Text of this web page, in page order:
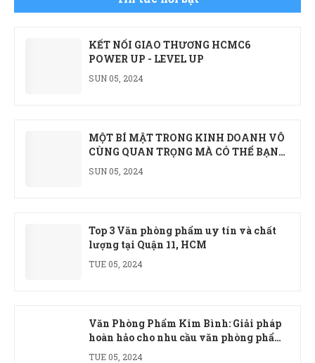
TUE 05, 2024
KẾT NỐI GIAO THƯƠNG HCMC6
POWER UP - LEVEL UP
SUN 05, 2024
MỘT BÍ MẬT TRONG KINH DOANH VÔ
CÙNG QUAN TRỌNG MÀ CÓ THỂ BẠN
CHƯA BIẾT
SUN 05, 2024
Top 3 Văn phòng phẩm uy tín và chất
lượng tại Quận 11, HCM
TUE 05, 2024
Văn Phòng Phẩm Kim Bình: Giải pháp
hoàn hảo cho nhu cầu văn phòng phẩm
của doanh nghiệp
TUE 05, 2024